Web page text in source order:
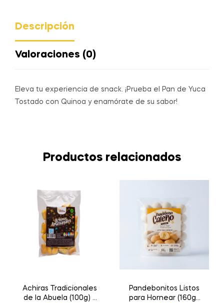
Descripción
Valoraciones (0)
Eleva tu experiencia de snack. ¡Prueba el Pan de Yuca
Tostado con Quinoa y enamórate de su sabor!
Productos relacionados
Achiras Tradicionales
de la Abuela (100g) –
Pandebonitos Listos
para Hornear (160g):